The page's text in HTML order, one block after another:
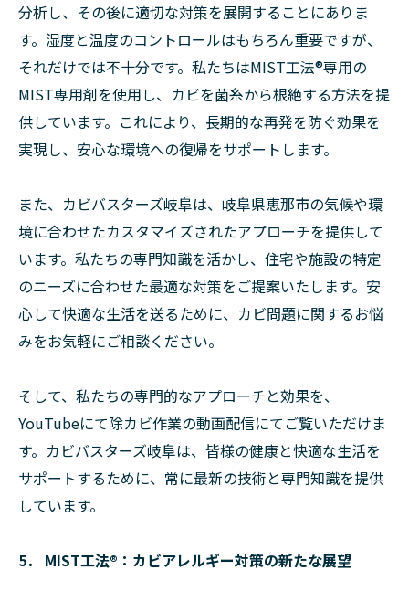
分析し、その後に適切な対策を展開することにありま
す。湿度と温度のコントロールはもちろん重要ですが、
それだけでは不十分です。私たちはMIST工法®専用の
MIST専用剤を使用し、カビを菌糸から根絶する方法を提
供しています。これにより、長期的な再発を防ぐ効果を
実現し、安心な環境への復帰をサポートします。
また、カビバスターズ岐阜は、岐阜県恵那市の気候や環
境に合わせたカスタマイズされたアプローチを提供して
います。私たちの専門知識を活かし、住宅や施設の特定
のニーズに合わせた最適な対策をご提案いたします。安
心して快適な生活を送るために、カビ問題に関するお悩
みをお気軽にご相談ください。
そして、私たちの専門的なアプローチと効果を、
YouTubeにて除カビ作業の動画配信にてご覧いただけま
す。カビバスターズ岐阜は、皆様の健康と快適な生活を
サポートするために、常に最新の技術と専門知識を提供
しています。
5． MIST工法®：カビアレルギー対策の新たな展望